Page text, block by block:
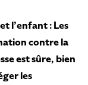
l’enfant : Les
contre la
est sûre, bien
les